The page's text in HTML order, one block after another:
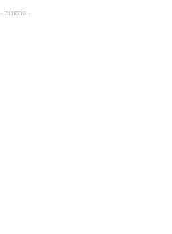
- פרסומת -